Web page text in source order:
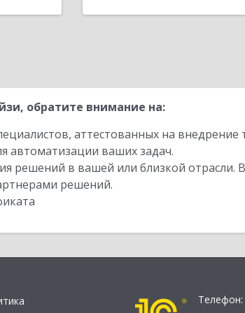
обратите внимание на:
аттестованных на
автоматизации ваших задач.
решений в вашей или близкой
решений.
Телефон: